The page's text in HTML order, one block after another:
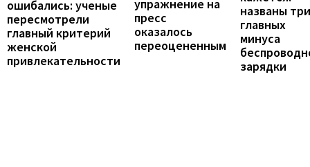
ошибались: ученые
пересмотрели
главный критерий
женской
привлекательности
упражнение на
пресс
оказалось
переоцененным
названы три
главных
минуса
зарядки